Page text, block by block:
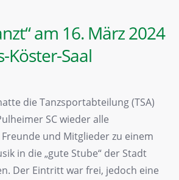
am 16. März 2024
Köster-Saal
die Tanzsportabteilung (TSA)
SC wieder alle
und Mitglieder zu einem
in die „gute Stube“ der Stadt
Der Eintritt war frei, jedoch eine